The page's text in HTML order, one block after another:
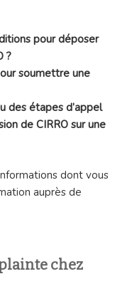
pour déposer
?
soumettre une
des étapes d’appel
de CIRRO sur une
dont vous
auprès de
chez